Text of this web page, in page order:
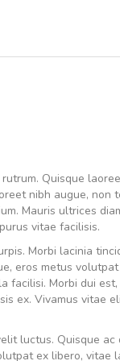
Quisque
nibh augue, non
Mauris ultrices
vitae facilisis.
Morbi lacinia
eros metus
facilisi. Morbi dui
ex. Vivamus vitae
luctus. Quisque ac
ex libero, vitae